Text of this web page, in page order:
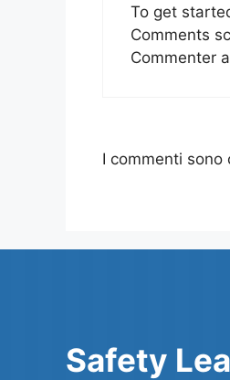
To get
Comments
Commenter
I commenti sono
Safety